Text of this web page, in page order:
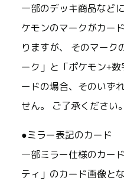
一部のデッキ商品など
ケモンのマークがカー
りますが、 そのマーク
ーク」と「ポケモン+
ードの場合、そのいず
せん。 ご了承ください
●ミラー表記のカード
一部ミラー仕様のカー
ティ」のカード画像と